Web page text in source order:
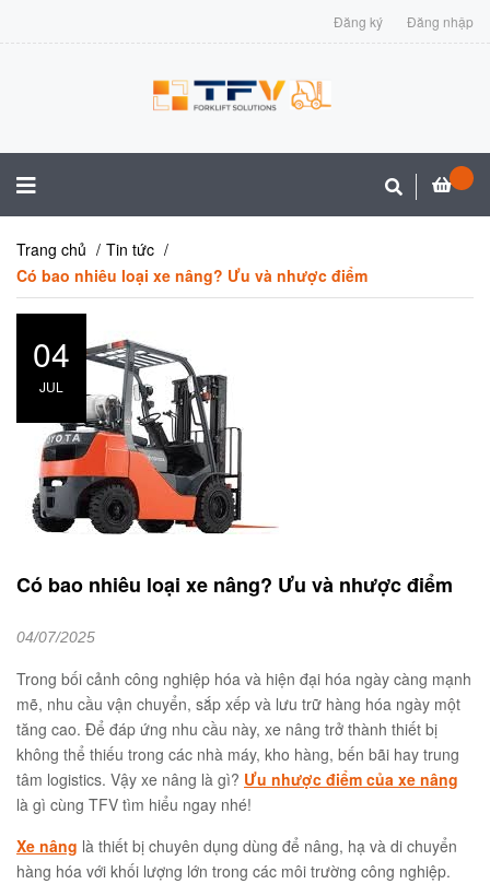
Đăng ký Đăng nhập
Trang chủ
Tin tức
Có bao nhiêu loại xe nâng? Ưu và nhược điểm
04
JUL
Có bao nhiêu loại xe nâng? Ưu và nhược điểm
04/07/2025
Trong bối cảnh công nghiệp hóa và hiện đại hóa ngày càng mạnh
mẽ, nhu cầu vận chuyển, sắp xếp và lưu trữ hàng hóa ngày một
tăng cao. Để đáp ứng nhu cầu này, xe nâng trở thành thiết bị
không thể thiếu trong các nhà máy, kho hàng, bến bãi hay trung
tâm logistics. Vậy xe nâng là gì? Ưu nhược điểm của xe nâng
là gì cùng TFV tìm hiểu ngay nhé!
Xe nâng là thiết bị chuyên dụng dùng để nâng, hạ và di chuyển
hàng hóa với khối lượng lớn trong các môi trường công nghiệp.